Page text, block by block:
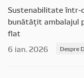
Sustenabilitate într-
bunătățit ambalajul
flat
6 ian. 2026
Despre